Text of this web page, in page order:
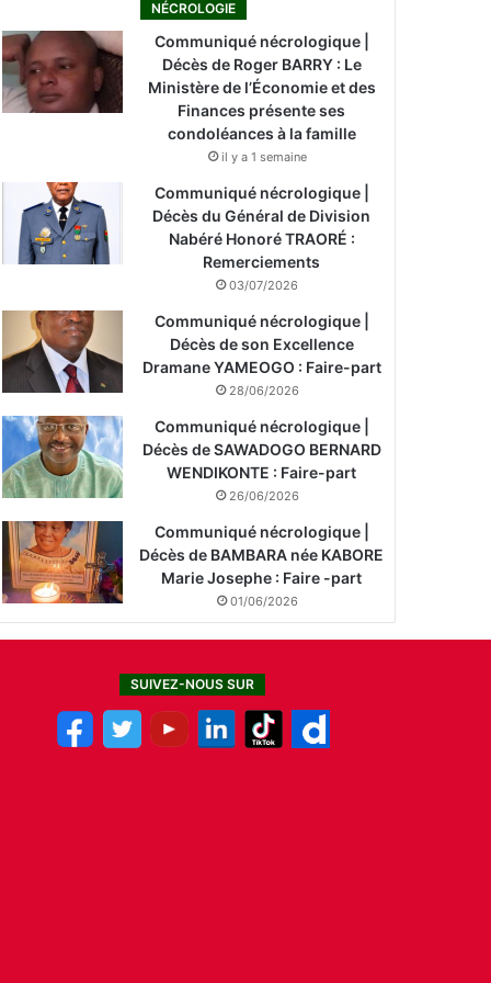
NÉCROLOGIE
Communiqué nécrologique |
Décès de Roger BARRY : Le
Ministère de l’Économie et des
Finances présente ses
condoléances à la famille
il y a 1 semaine
Communiqué nécrologique |
Décès du Général de Division
Nabéré Honoré TRAORÉ :
Remerciements
03/07/2026
Communiqué nécrologique |
Décès de son Excellence
Dramane YAMEOGO : Faire-part
28/06/2026
Communiqué nécrologique |
Décès de SAWADOGO BERNARD
WENDIKONTE : Faire-part
26/06/2026
Communiqué nécrologique |
Décès de BAMBARA née KABORE
Marie Josephe : Faire -part
01/06/2026
SUIVEZ-NOUS SUR